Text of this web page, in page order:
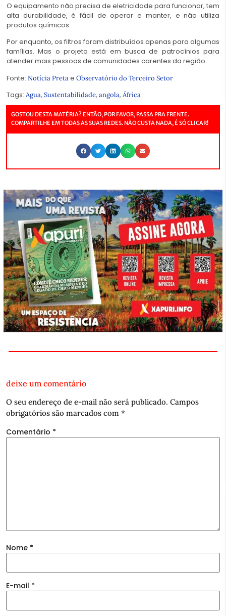
O equipamento não precisa de eletricidade para funcionar, tem
alta durabilidade, é fácil de operar e manter, e não utiliza
produtos químicos.
Por enquanto, os filtros foram distribuídos apenas para algumas
famílias. Mas o projeto está em busca de patrocínios para
atender mais pessoas de comunidades carentes da região.
Fonte: Notícia Pretae Observatório do Terceiro Setor
Tags: Agua, Sustentabilidade, angola, África
GOSTOU DESTA MATÉRIA? ENTÃO, POR FAVOR, PASSA PRA FRENTE.
COMPARTILHE EM TODAS AS SUAS REDES. NÃO CUSTA NADA, É SÓ CLICAR!
deixe um comentário
O seu endereço de e-mail não será publicado. Campos
obrigatórios são marcados com *
Comentário *
Nome *
E-mail *